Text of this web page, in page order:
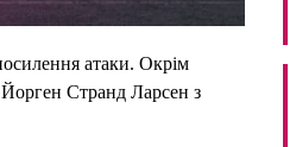
атаки. Окрім
Странд Ларсен з